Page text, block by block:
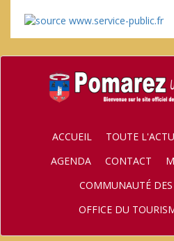
ACCUEIL
TOUTE
AGENDA
CONTACT
COMMUNAUTÉ
OFFICE DU